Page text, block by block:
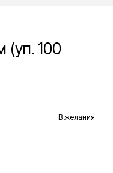
(уп. 100
В желания